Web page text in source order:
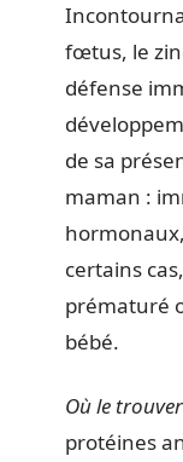
fœtus, le
défense
de sa
maman :
certains
prématuré
bébé.
Où le
protéines